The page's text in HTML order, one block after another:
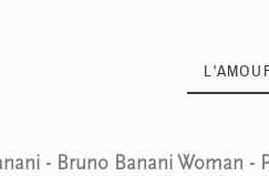
- Bruno Banani Woman -